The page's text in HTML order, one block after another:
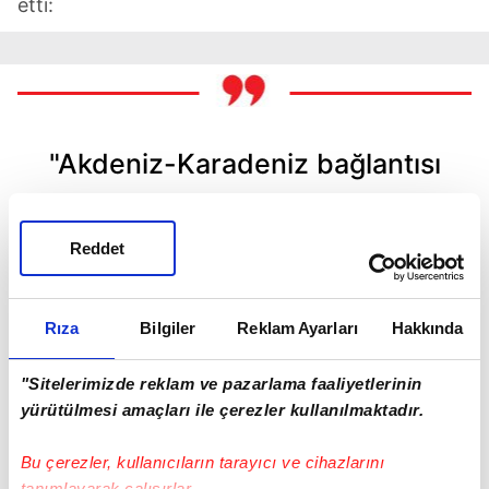
Rıza Bilgiler Reklam Ayarları Hakkında
"Sitelerimizde reklam ve pazarlama faaliyetlerinin
yürütülmesi amaçları ile çerezler kullanılmaktadır.
Bu çerezler, kullanıcıların tarayıcı ve cihazlarını
Reddet
etti:
"Akdeniz-Karadeniz bağlantısı
Mersin'e kadar uzanan lojistik
bir koridordan bahsediyoruz.
Tokat-Niksar Yolumuzu 49 km
uzunluğunda, 2 gidiş 2 geliş
şeritli bitümlü sıcak karışım